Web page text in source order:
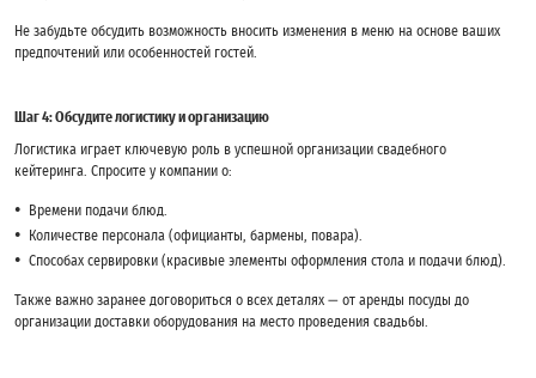
Не забудьте обсудить возможность вносить изменения в меню на основе ваших
предпочтений или особенностей гостей.
Шаг 4: Обсудите логистику и организацию
Логистика играет ключевую роль в успешной организации свадебного
кейтеринга. Спросите у компании о:
Времени подачи блюд.
Количестве персонала (официанты, бармены, повара).
Способах сервировки (красивые элементы оформления стола и подачи блюд).
Также важно заранее договориться о всех деталях — от аренды посуды до
организации доставки оборудования на место проведения свадьбы.